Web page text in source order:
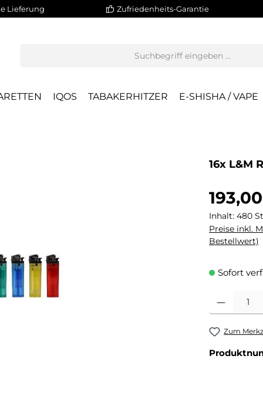
Lieferung Zufriedenheits-Garantie
IQOS TABAKERHITZER E-SHISHA / VAPE
16x L&M
Inhalt: 480
Preise inkl.
Bestellwert)
Sofort
Zum